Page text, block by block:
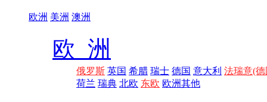
欧洲 美洲 澳洲
欧 洲
俄罗斯 英国 希腊 瑞士 德国 意大利 法瑞意(德
荷兰 瑞典 北欧 东欧 欧洲其他